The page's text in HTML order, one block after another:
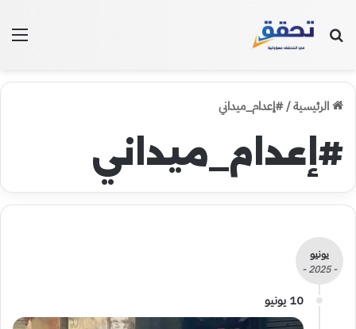
بحث عن
الرئيسية/#إعدام_ميداني
#إعدام_ميداني
يونيو
- 2025 -
10 يونيو